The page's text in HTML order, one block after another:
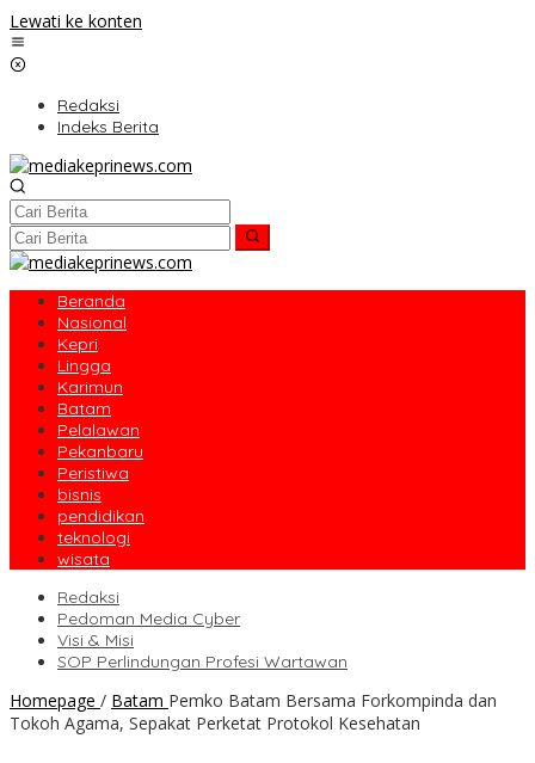
Lewati ke konten
Redaksi
Indeks Berita
Beranda
Nasional
Kepri
Lingga
Karimun
Batam
Pelalawan
Pekanbaru
Peristiwa
bisnis
pendidikan
teknologi
wisata
Redaksi
Pedoman Media Cyber
Visi & Misi
SOP Perlindungan Profesi Wartawan
Homepage / Batam Pemko Batam Bersama Forkompinda dan
Tokoh Agama, Sepakat Perketat Protokol Kesehatan